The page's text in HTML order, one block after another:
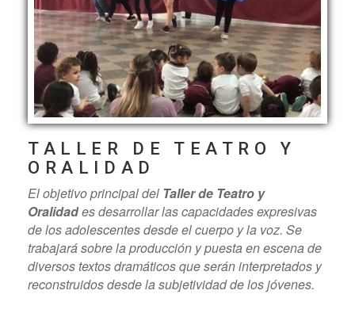
TALLER DE TEATRO Y
ORALIDAD
El objetivo principal del Taller de Teatro y
Oralidades desarrollar las capacidades expresivas
de los adolescentes desde el cuerpo y la voz. Se
trabajará sobre la producción ypuesta en escena de
diversos textos dramáticos que serán interpretados y
reconstruidos desde la subjetividad de los jóvenes.